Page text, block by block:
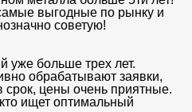
выгодные по рынку и
советую!
уже больше трех лет.
обрабатывают заявки,
срок, цены очень приятные.
ищет оптимальный